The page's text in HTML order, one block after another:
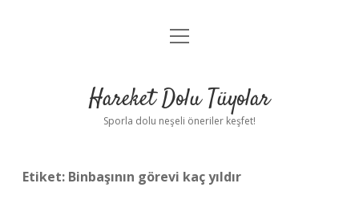
Anasayfa
Yasal Uyarı
menüyü
Hareket Dolu Tüyolar
Sporla dolu neşeli öneriler keşfet!
Etiket: Binbaşının görevi kaç yıldır